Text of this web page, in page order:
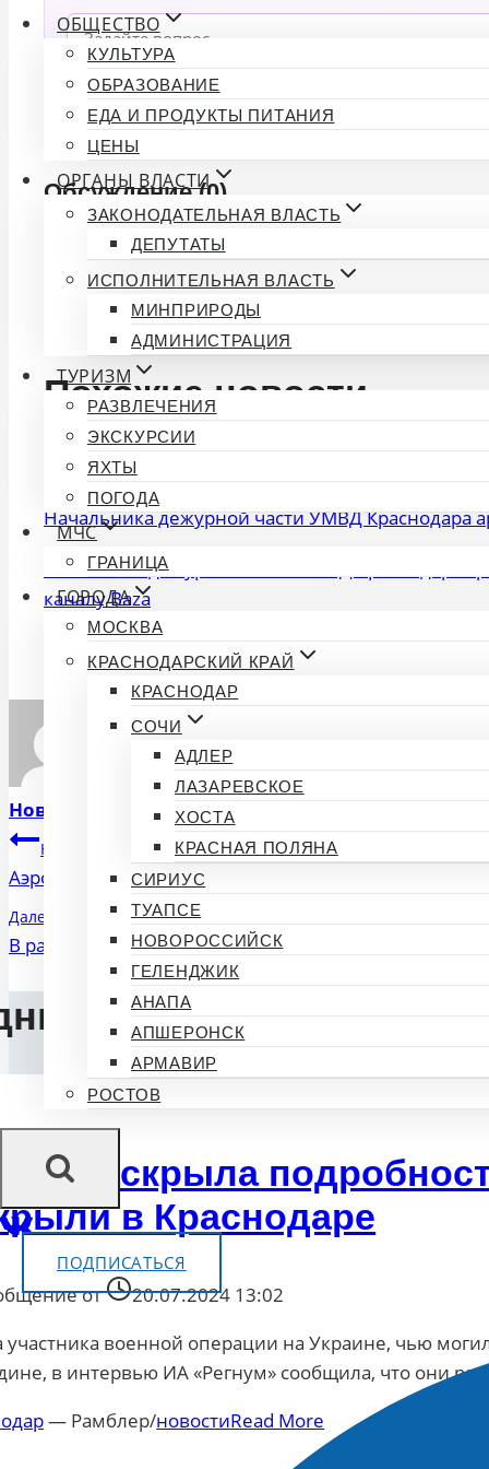
ОБЩЕСТВО
КУЛЬТУРА
ОБРАЗОВАНИЕ
ЕДА И ПРОДУКТЫ ПИТАНИЯ
ЦЕНЫ
ОРГАНЫ ВЛАСТИ
ЗАКОНОДАТЕЛЬНАЯ ВЛАСТЬ
ДЕПУТАТЫ
ИСПОЛНИТЕЛЬНАЯ ВЛАСТЬ
МИНПРИРОДЫ
АДМИНИСТРАЦИЯ
ТУРИЗМ
РАЗВЛЕЧЕНИЯ
ЭКСКУРСИИ
ЯХТЫ
ПОГОДА
МЧС
ГРАНИЦА
ГОРОДА
МОСКВА
КРАСНОДАРСКИЙ КРАЙ
КРАСНОДАР
СОЧИ
АДЛЕР
ЛАЗАРЕВСКОЕ
ХОСТА
КРАСНАЯ ПОЛЯНА
СИРИУС
ТУАПСЕ
НОВОРОССИЙСК
ГЕЛЕНДЖИК
АНАПА
АПШЕРОНСК
АРМАВИР
РОСТОВ
ПОДПИСАТЬСЯ
Обсуждение (0)
Комментариев пока нет. Будьте первым!
Похожие новости
Суд отправил в СИЗО начальника дежурной
Начальника дежурной части УМВД Краснодара
Начальник дежурной части УМВД Краснодара
каналу Baza
Метки
записи:
Краснодар
Новости 93
Навигация
по
записям
Назад
Аэропорт Краснодара возобновил работу
Далее
В расписании краснодарского аэропорта
новости
раскрыла
в Краснодаре
от
20.07.2024 13:02
участника военной операции на Украине, чью
в интервью ИА «Регнум» сообщила, что они
— Рамблер/новостиRead More